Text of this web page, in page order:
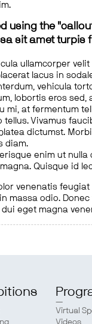
using the
sit amet turpis
ullamcorper velit
lacus in
vehicula
lobortis eros sed,
mi, at fermentum
tellus. Vivamus
dictumst.
diam.
enim ut
Quisque id
venenatis
massa odio.
eget magna
Virtual
Videos